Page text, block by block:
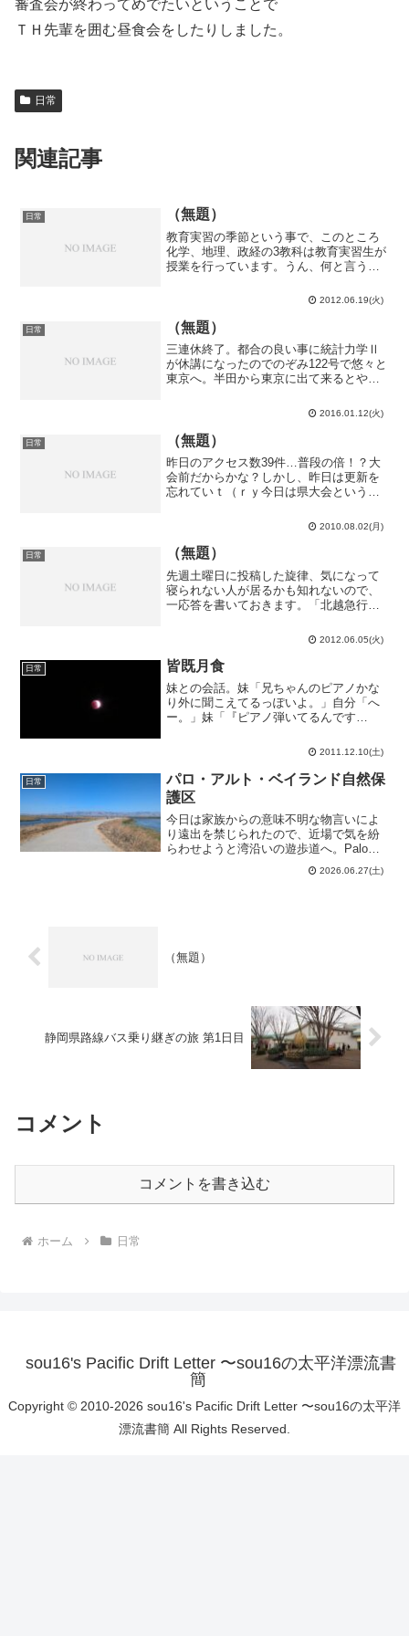
審査会が終わってめでたいということで
ＴＨ先輩を囲む昼食会をしたりしました。
日常
関連記事
日常 （無題）
教育実習の季節という事で、このところ
化学、地理、政経の3教科は教育実習生が
授業を行っています。うん、何と言う
生方の偉大さが身に沁みて良く分かりま
す。特に地理と政経。伊達に幾十年も教
鞭を執ってはいませんね。...
2012.06.19(火)
日常 （無題）
三連休終了。都合の良い事に統計力学Ⅱ
が休講になったのでのぞみ122号で悠々と
東京へ。半田から東京に出て来るとやけ
す。半田に居るとこの100分の1以下の足
音しか聞かないからな…味噌も持ってき
たし、これで完璧…...
2016.01.12(火)
日常 （無題）
昨日のアクセス数39件…普段の倍！？大
会前だからかな？しかし、昨日は更新を
忘れていｔ（ｒｙ今日は県大会という名
ったら、演奏会という名の県大会でし
た。末席で弦楽セレナーデを弾いたわけ
ですが、末席と言っても、...
2010.08.02(月)
日常 （無題）
先週土曜日に投稿した旋律、気になって
寝られない人が居るかも知れないので、
一応答を書いておきます。「北越急行ほ
の警告音」でした。…分かる訳ないです
ね。ちなみに、GEAEGEHE×2です。…
どうでも良かったで...
2012.06.05(火)
日常 皆既月食
妹との会話。妹「兄ちゃんのピアノかな
り外に聞こえてるっぽいよ。」自分「へ
ー。」妹「『ピアノ弾いてるんです
分「そんな事あったっけ？」妹「そう言
ん。」自分「あぁ、そんな事あっ...
2011.12.10(土)
日常
パロ・アルト・ベイランド自然保
護区
今日は家族からの意味不明な物言いによ
り遠出を禁じられたので、近場で気を紛
らわせようと湾沿いの遊歩道へ。Palo
Alto Baylands Nature Preserve（パロ・
アルト・ベイランド自然保護区）にやっ
2026.06.27(土)
（無題）
静岡県路線バス乗り継ぎの旅 第1日目
コメント
コメントを書き込む
ホーム 日常
sou16's Pacific Drift Letter 〜sou16の太平洋漂流書
簡
Copyright © 2010-2026 sou16's Pacific Drift Letter 〜sou16の太平洋
漂流書簡 All Rights Reserved.